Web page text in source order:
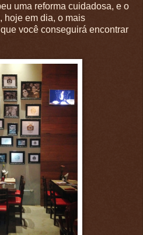
uma reforma cuidadosa, e o
hoje em dia, o mais
você conseguirá encontrar